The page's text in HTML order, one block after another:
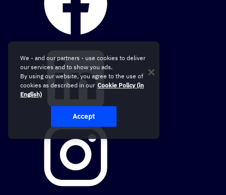
We - and our partners - use cookies to deliver
our services and to show you ads.
By using our website, you agree to the use of
cookies as described in our Cookie Policy (in
English)
Accept